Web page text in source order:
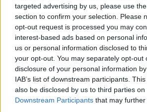
targeted advertising by us, please use
section to confirm your selection. Please
opt-out request is processed you may
interest-based ads based on personal
us or personal information disclosed to
your opt-out. You may separately opt-out
disclosure of your personal information
IAB’s list of downstream participants.
also be disclosed by us to third parties on
Downstream Participants that may